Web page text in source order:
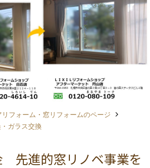
リフォーム・窓リフォームのページ
ガラス交換
先進的窓リノベ事業を